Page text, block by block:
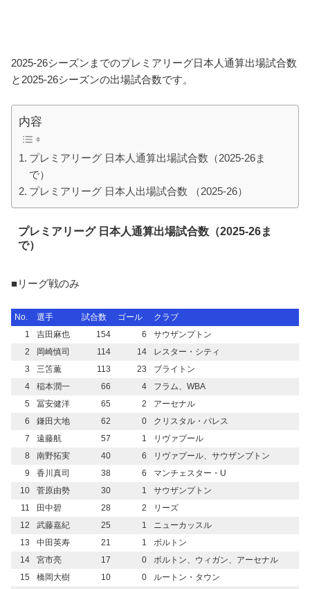
2025-26シーズンまでのプレミアリーグ日本人通算出場試合数
と2025-26シーズンの出場試合数です。
内容
プレミアリーグ 日本人通算出場試合数（2025-26ま
で）
プレミアリーグ 日本人出場試合数 （2025-26）
プレミアリーグ 日本人通算出場試合数（2025-26ま
で）
■リーグ戦のみ
No. 選手 試合数 ゴール
クラブ
1
吉田麻也 154 6
サウザンプトン
2
岡崎慎司 114 14
レスター・シティ
3
三笘薫 113 23
ブライトン
4
稲本潤一 66 4
フラム、WBA
5
冨安健洋 65 2
アーセナル
6
鎌田大地 62 0
クリスタル・パレス
7
遠藤航 57 1
リヴァプール
8
南野拓実 40 6
リヴァプール、サウザンプトン
9
香川真司 38 6
マンチェスター・U
10
菅原由勢 30 1
サウザンプトン
11
田中碧 28 2
リーズ
12
武藤嘉紀 25 1
ニューカッスル
13
中田英寿 21 1
ボルトン
14
宮市亮 17 0
ボルトン、ウィガン、アーセナル
15
橋岡大樹 10 0
ルートン・タウン